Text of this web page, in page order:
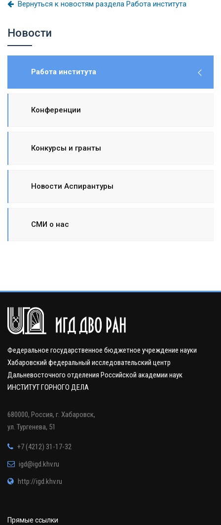
Вернуться к новостям раздела Работа института
Новости
Работа института
Конференции
Конкурсы и гранты
Новости Аспирантуры
СМИ о нас
Федеральное государственное бюджетное учреждение науки
Хабаровский федеральный исследовательский центр
Дальневосточного отделения Российской академии наук
ИНСТИТУТ ГОРНОГО ДЕЛА
680000, Россия, г. Хабаровск,
ул. Тургенева, 51
+7 (4212) 31-17-32
igd@igd.khv.ru
http://igd.khv.ru
Прямые ссылки